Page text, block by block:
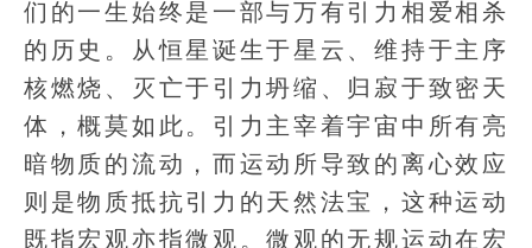
们的一生始终是一部与万有引力相爱相杀
的历史。从恒星诞生于星云、维持于主序
核燃烧、灭亡于引力坍缩、归寂于致密天
体，概莫如此。引力主宰着宇宙中所有亮
暗物质的流动，而运动所导致的离心效应
则是物质抵抗引力的天然法宝，这种运动
既指宏观亦指微观。微观的无规运动在宏